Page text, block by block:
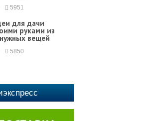
5951
для дачи
руками из
вещей
5850